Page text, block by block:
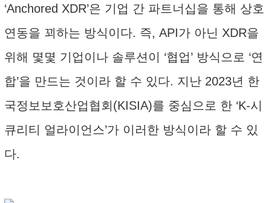
‘Anchored XDR’은 기업 간 파트너십을 통해 상호
연동을 꾀하는 방식이다. 즉, API가 아닌 XDR을
위해 몇몇 기업이나 솔루션이 ‘협업’ 방식으로 ‘연
합’을 만드는 것이라 할 수 있다. 지난 2023년 한
국정보보호산업협회(KISIA)를 중심으로 한 ‘K-시
큐리티 얼라이언스’가 이러한 방식이라 할 수 있
다.